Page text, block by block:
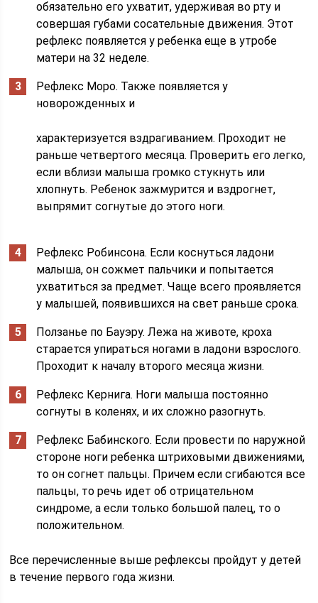
обязательно его ухватит, удерживая во рту и
совершая губами сосательные движения. Этот
рефлекс появляется у ребенка еще в утробе
матери на 32 неделе.
Рефлекс Моро. Также появляется у
новорожденных и
характеризуется вздрагиванием. Проходит не
раньше четвертого месяца. Проверить его легко,
если вблизи малыша громко стукнуть или
хлопнуть. Ребенок зажмурится и вздрогнет,
выпрямит согнутые до этого ноги.
Рефлекс Робинсона. Если коснуться ладони
малыша, он сожмет пальчики и попытается
ухватиться за предмет. Чаще всего проявляется
у малышей, появившихся на свет раньше срока.
Ползанье по Бауэру. Лежа на животе, кроха
старается упираться ногами в ладони взрослого.
Проходит к началу второго месяца жизни.
Рефлекс Кернига. Ноги малыша постоянно
согнуты в коленях, и их сложно разогнуть.
Рефлекс Бабинского. Если провести по наружной
стороне ноги ребенка штриховыми движениями,
то он согнет пальцы. Причем если сгибаются все
пальцы, то речь идет об отрицательном
синдроме, а если только большой палец, то о
положительном.
Все перечисленные выше рефлексы пройдут у детей
в течение первого года жизни.